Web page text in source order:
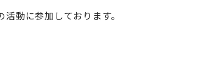
動に参加しております。